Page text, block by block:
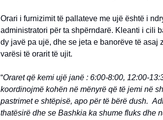
Orari i furnizimit të pallateve me ujë është i
administratori për ta shpërndarë. Kleanti i cili
dy javë pa ujë, dhe se jeta e banorëve të asaj
varësi të orarit të ujit.
“Oraret që kemi ujë janë : 6:00-8:00, 12:00-
koordinojmë kohën në mënyrë që të jemi në
pastrimet e shtëpisë, apo për të bërë dush.
thatësirë dhe se Bashkia ka shume fluks dhe